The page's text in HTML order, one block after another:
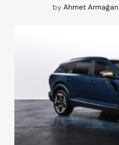
byAhmet Armağan